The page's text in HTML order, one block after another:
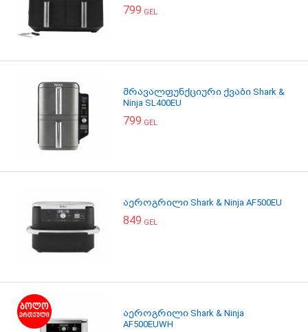
799 GEL
მრავალფუნქციური ქვაბი Shark &
Ninja SL400EU
799 GEL
აეროგრილი Shark & Ninja AF500EU
849 GEL
აეროგრილი Shark & Ninja
AF500EUWH